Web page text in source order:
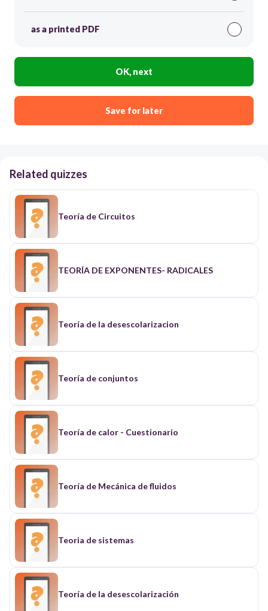
as a printed PDF
OK, next
Save for later
Related quizzes
Teoría de Circuitos
TEORÍA DE EXPONENTES- RADICALES
Teoría de la desescolarizacion
Teoría de conjuntos
Teoría de calor - Cuestionario
Teoría de Mecánica de fluidos
Teoria de sistemas
Teoría de la desescolarización